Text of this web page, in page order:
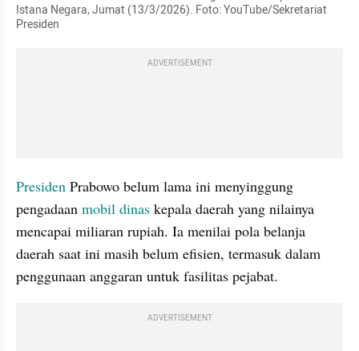
Istana Negara, Jumat (13/3/2026). Foto: YouTube/Sekretariat
Presiden
ADVERTISEMENT
Presiden Prabowo belum lama ini menyinggung
pengadaan mobil dinas kepala daerah yang nilainya
mencapai miliaran rupiah. Ia menilai pola belanja
daerah saat ini masih belum efisien, termasuk dalam
penggunaan anggaran untuk fasilitas pejabat.
ADVERTISEMENT